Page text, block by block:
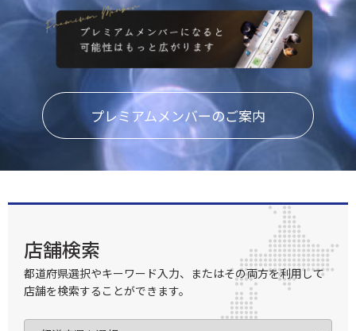
プレミアムメンバーのご案内
店舗検索
都道府県選択やキーワード入力、またはその両方を利用して
店舗を検索することができます。